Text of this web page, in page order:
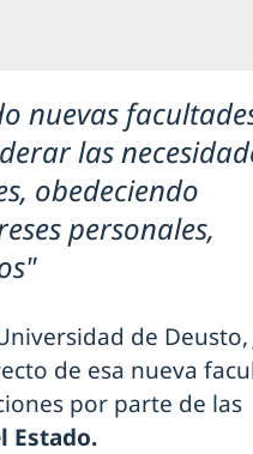
nuevas
las
obedeciendo
personales,
de Deusto,
de esa nueva
por parte de las
Estado.